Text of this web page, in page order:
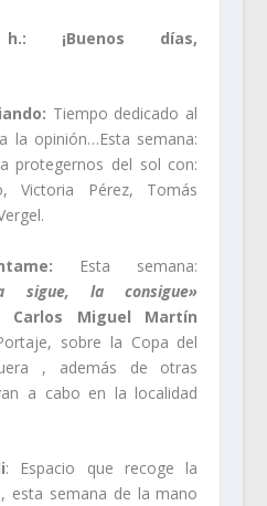
¡Buenos días,
Tiempo dedicado al
la opinión…Esta semana:
protegernos del sol con:
Victoria Pérez, Tomás
Esta semana:
sigue, la consigue»
Carlos Miguel Martín
sobre la Copa del
, además de otras
a cabo en la localidad
: Espacio que recoge la
esta semana de la mano